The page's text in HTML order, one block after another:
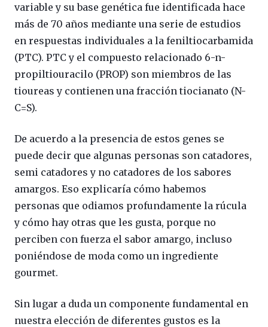
variable y su base genética fue identificada hace
más de 70 años mediante una serie de estudios
en respuestas individuales a la feniltiocarbamida
(PTC). PTC y el compuesto relacionado 6-n-
propiltiouracilo (PROP) son miembros de las
tioureas y contienen una fracción tiocianato (N-
C=S).
De acuerdo a la presencia de estos genes se
puede decir que algunas personas son catadores,
semi catadores y no catadores de los sabores
amargos. Eso explicaría cómo habemos
personas que odiamos profundamente la rúcula
y cómo hay otras que les gusta, porque no
perciben con fuerza el sabor amargo, incluso
poniéndose de moda como un ingrediente
gourmet.
Sin lugar a duda un componente fundamental en
nuestra elección de diferentes gustos es la